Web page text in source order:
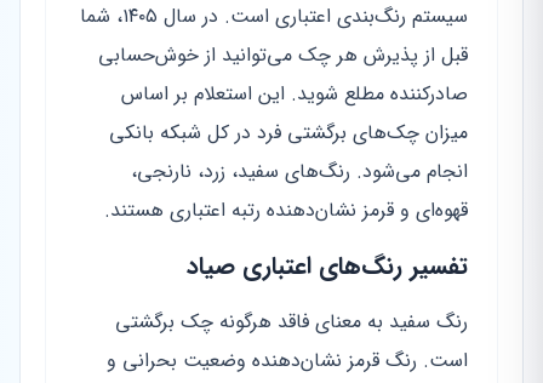
سیستم رنگ‌بندی اعتباری است. در سال ۱۴۰۵، شما
قبل از پذیرش هر چک می‌توانید از خوش‌حسابی
صادرکننده مطلع شوید. این استعلام بر اساس
میزان چک‌های برگشتی فرد در کل شبکه بانکی
انجام می‌شود. رنگ‌های سفید، زرد، نارنجی،
قهوه‌ای و قرمز نشان‌دهنده رتبه اعتباری هستند.
تفسیر رنگ‌های اعتباری صیاد
رنگ سفید به معنای فاقد هرگونه چک برگشتی
است. رنگ قرمز نشان‌دهنده وضعیت بحرانی و